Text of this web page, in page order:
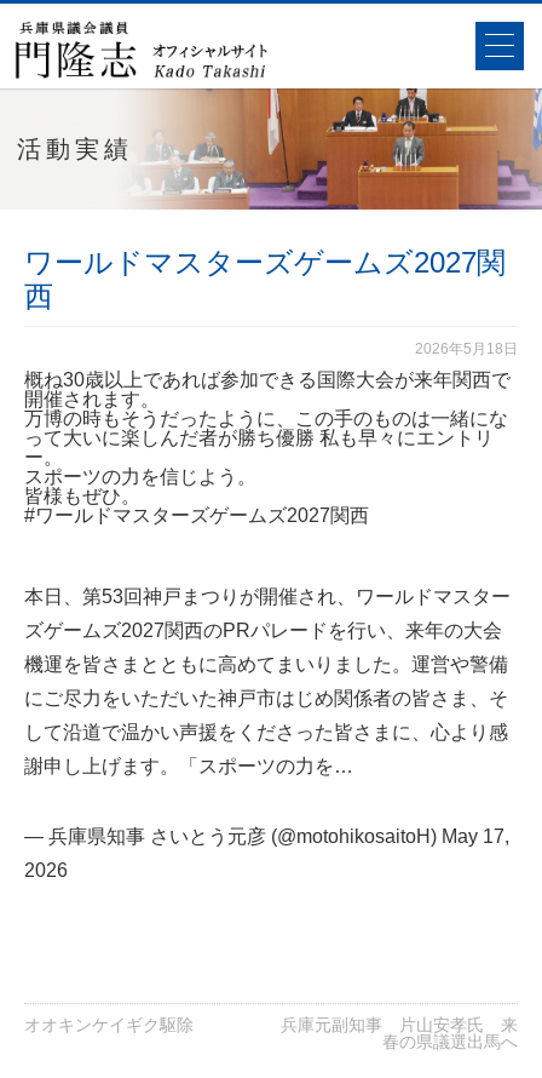
活動実績
ワールドマスターズゲームズ2027関
西
2026年5月18日
概ね30歳以上であれば参加できる国際大会が来年関西で
開催されます。
万博の時もそうだったように、この手のものは一緒にな
って大いに楽しんだ者が勝ち優勝 私も早々にエントリ
ー。
スポーツの力を信じよう。
皆様もぜひ。
#ワールドマスターズゲームズ2027関西
本日、第53回神戸まつりが開催され、ワールドマスター
ズゲームズ2027関西のPRパレードを行い、来年の大会
機運を皆さまとともに高めてまいりました。運営や警備
にご尽力をいただいた神戸市はじめ関係者の皆さま、そ
して沿道で温かい声援をくださった皆さまに、心より感
謝申し上げます。「スポーツの力を…
— 兵庫県知事 さいとう元彦 (@motohikosaitoH) May 17,
2026
オオキンケイギク駆除
兵庫元副知事 片山安孝氏 来
春の県議選出馬へ